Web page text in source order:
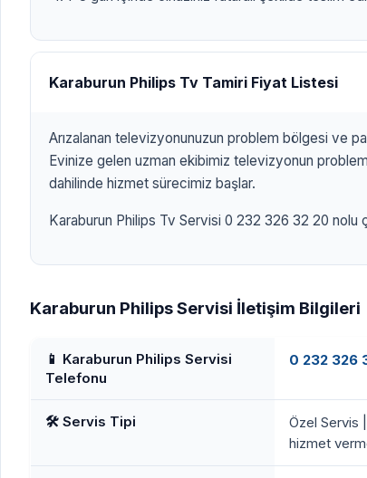
Karaburun Philips Tv Tamiri Fiyat Listesi
Arızalanan televizyonunuzun problem bölgesi ve
Evinize gelen uzman ekibimiz televizyonun
dahilinde hizmet sürecimiz başlar.
Karaburun Philips Tv Servisi 0 232 326 32 20 nolu
Karaburun Philips Servisi İletişim Bilgileri
📱 Karaburun Philips Servisi
Telefonu
0 232 326
🛠️ Servis Tipi
Özel Servis
hizmet